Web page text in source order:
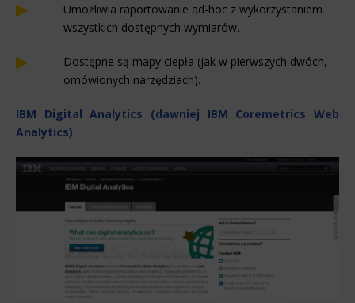
Umożliwia raportowanie ad-hoc z wykorzystaniem
wszystkich dostępnych wymiarów.
Dostępne są mapy ciepła (jak w pierwszych dwóch,
omówionych narzędziach).
IBM Digital Analytics (dawniej IBM Coremetrics Web
Analytics)